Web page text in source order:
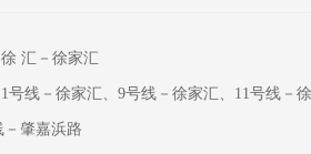
徐 汇－徐家汇
1号线－徐家汇、9号线－徐家汇、11号线－
－肇嘉浜路